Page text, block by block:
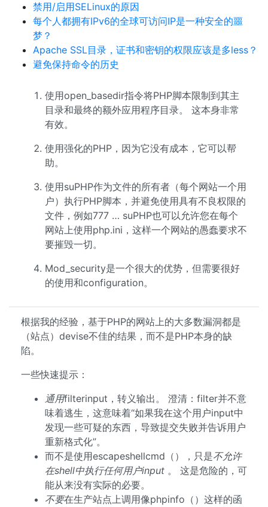
禁用/启用SELinux的原因
每个人都拥有IPv6的全球可访问IP是一种安全的噩
梦？
Apache SSL目录，证书和密钥的权限应该是多less？
避免保持命令的历史
使用open_basedir指令将PHP脚本限制到其主
目录和最终的额外应用程序目录。 这本身非常
有效。
使用强化的PHP，因为它没有成本，它可以帮
助。
使用suPHP作为文件的所有者（每个网站一个用
户）执行PHP脚本，并避免使用具有不良权限的
文件，例如777 … suPHP也可以允许您在每个
网站上使用php.ini，这样一个网站的愚蠢要求不
要摧毁一切。
Mod_security是一个很大的优势，但需要很好
的使用和configuration。
根据我的经验，基于PHP的网站上的大多数漏洞都是
（站点）devise不佳的结果，而不是PHP本身的缺
陷。
一些快速提示：
通用filterinput，转义输出。 澄清：filter并不意
味着逃生，这意味着“如果我在这个用户input中
发现一些可疑的东西，导致提交失败并告诉用户
重新格式化”。
而不是使用escapeshellcmd（），只是不允许
在shell中执行任何用户input 。 这是危险的，可
能从来没有实际的必要。
不要在生产站点上调用像phpinfo（）这样的函